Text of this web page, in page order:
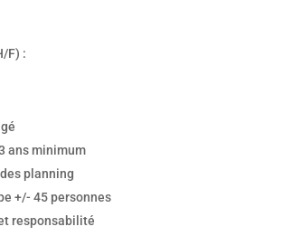
F) :
ans minimum
planning
+/- 45 personnes
responsabilité